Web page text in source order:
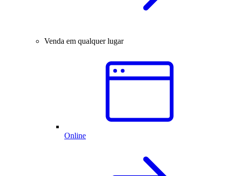
Venda em qualquer lugar
Online